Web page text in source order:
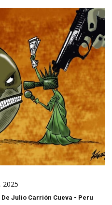
2025
Julio Carrión Cueva - Peru